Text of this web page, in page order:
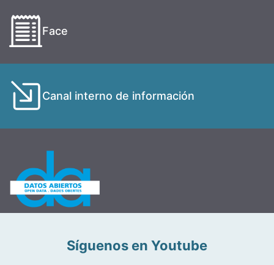
Face
Canal interno de información
Síguenos en Youtube